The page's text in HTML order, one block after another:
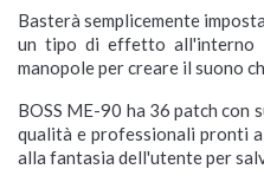
Basterà semplicemente
un tipo di effetto all'interno
manopole per creare il suono
BOSS ME-90 ha 36 patch con
qualità e professionali pronti
alla fantasia dell'utente per